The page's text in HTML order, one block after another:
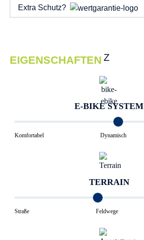
Extra Schutz?
EIGENSCHAFTEN
E-BIKE SYSTEM
Komfortabel Dynamisch
TERRAIN
Straße Feldwege